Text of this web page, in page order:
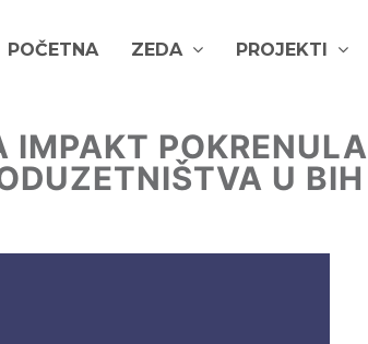
POČETNA ZEDA PROJEKTI
POKRENULA
U BIH